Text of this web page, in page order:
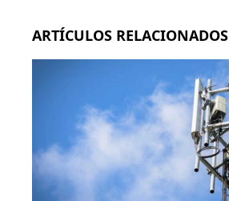
ARTÍCULOS RELACIONADOS